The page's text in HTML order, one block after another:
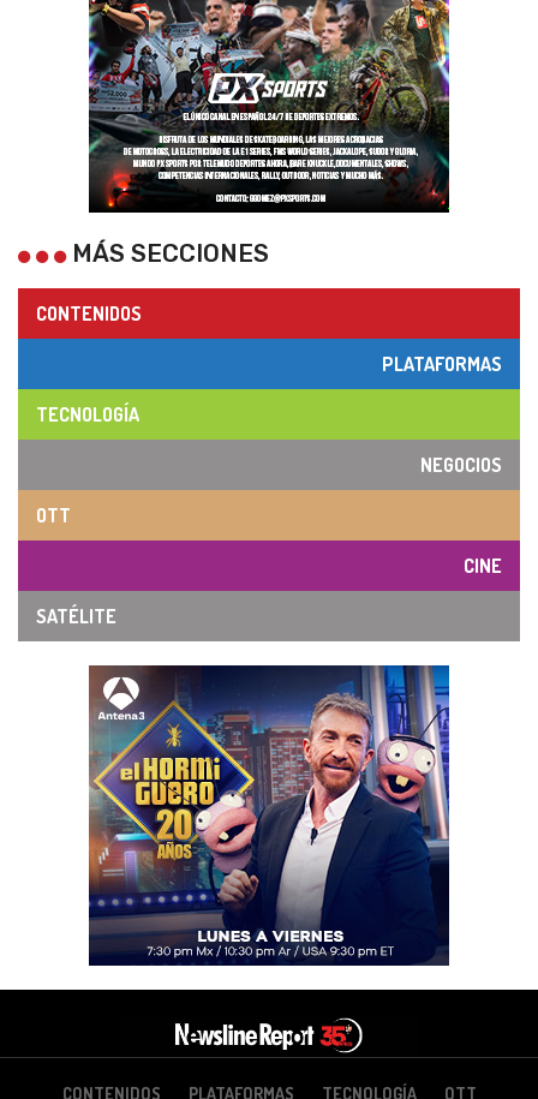
MÁS SECCIONES
CONTENIDOS
PLATAFORMAS
TECNOLOGÍA
NEGOCIOS
OTT
CINE
SATÉLITE
CONTENIDOS PLATAFORMAS TECNOLOGÍA OTT